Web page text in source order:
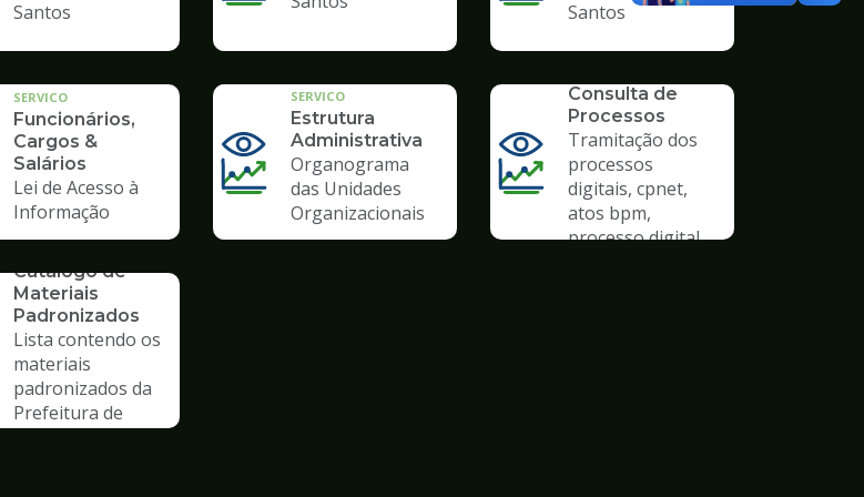
Santos
Santos
SERVICO
Funcionários,
Cargos &
Salários
Lei de Acesso à
Informação
SERVICO
Estrutura
Administrativa
Organograma
das Unidades
Organizacionais
Consulta de
Processos
Tramitação dos
processos
digitais, cpnet,
atos bpm,
processo digital
Catálogo de
Materiais
Padronizados
Lista contendo os
materiais
padronizados da
Prefeitura de